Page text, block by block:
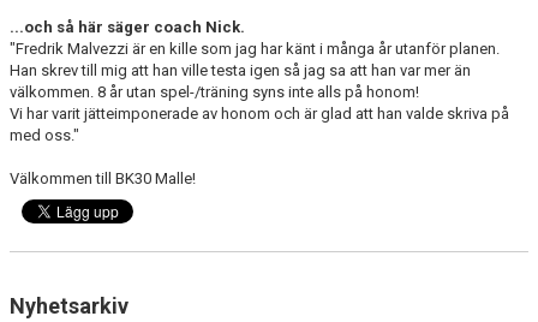
...och så här säger coach Nick.
"Fredrik Malvezzi är en kille som jag har känt i många år utanför planen.
Han skrev till mig att han ville testa igen så jag sa att han var mer än
välkommen. 8 år utan spel-/träning syns inte alls på honom!
Vi har varit jätteimponerade av honom och är glad att han valde skriva på
med oss."
Välkommen till BK30 Malle!
Nyhetsarkiv